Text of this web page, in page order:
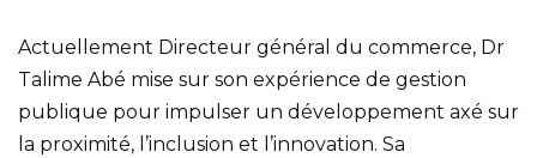
Actuellement Directeur général du commerce, Dr
Talime Abé mise sur son expérience de gestion
publique pour impulser un développement axé sur
la proximité, l’inclusion et l’innovation. Sa